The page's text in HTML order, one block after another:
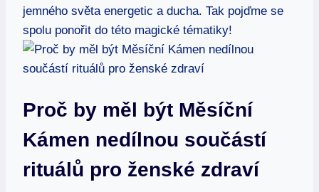
jemného světa energetic a ducha. Tak pojďme se
spolu ponořit do této magické tématiky!
Proč by měl být Měsíční
Kámen nedílnou součástí
rituálů pro ženské zdraví